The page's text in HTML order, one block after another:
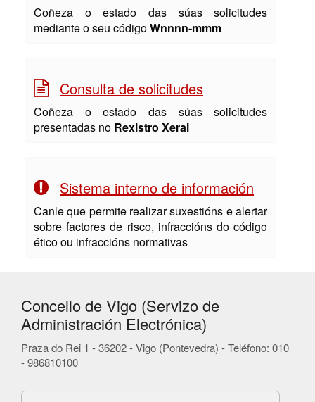
Coñeza o estado das súas solicitudes
mediante o seu códigoWnnnn-mmm
Consulta de solicitudes
Coñeza o estado das súas solicitudes
presentadas no Rexistro Xeral
Sistema interno de información
Canle que permite realizar suxestións e alertar
sobre factores de risco, infraccións do código
ético ou infraccións normativas
Concello de Vigo (Servizo de
Administración Electrónica)
Praza do Rei 1 - 36202 - Vigo (Pontevedra) - Teléfono: 010
- 986810100